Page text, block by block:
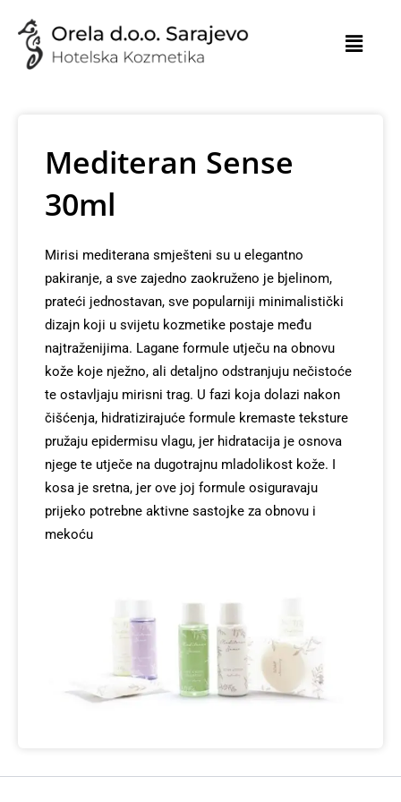
content
Mediteran Sense
30ml
Mirisi mediterana smješteni su u elegantno
pakiranje, a sve zajedno zaokruženo je bjelinom,
prateći jednostavan, sve popularniji minimalistički
dizajn koji u svijetu kozmetike postaje među
najtraženijima. Lagane formule utječu na obnovu
kože koje nježno, ali detaljno odstranjuju nečistoće
te ostavljaju mirisni trag. U fazi koja dolazi nakon
čišćenja, hidratizirajuće formule kremaste teksture
pružaju epidermisu vlagu, jer hidratacija je osnova
njege te utječe na dugotrajnu mladolikost kože. I
kosa je sretna, jer ove joj formule osiguravaju
prijeko potrebne aktivne sastojke za obnovu i
mekoću